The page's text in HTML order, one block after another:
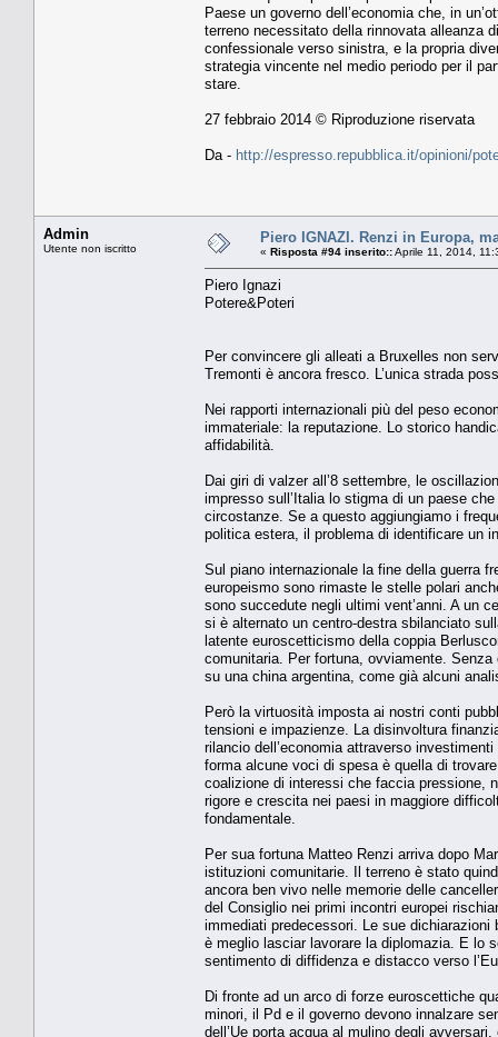
Paese un governo dell’economia che, in
terreno necessitato della rinnovata alleanza
confessionale verso sinistra, e la propria
strategia vincente nel medio periodo per il
stare.
27 febbraio 2014 © Riproduzione riservata
Da - http://espresso.repubblica.it/opinioni/
Admin
Utente non iscritto
Piero IGNAZI. Renzi in Europa,
« Risposta #94 inserito::Aprile 11, 2014,
Piero Ignazi
Potere&Poteri
Per convincere gli alleati a Bruxelles non
Tremonti è ancora fresco. L’unica strada
Nei rapporti internazionali più del peso
immateriale: la reputazione. Lo storico
affidabilità.
Dai giri di valzer all’8 settembre, le
impresso sull’Italia lo stigma di un paese
circostanze. Se a questo aggiungiamo i
politica estera, il problema di identificare un
Sul piano internazionale la fine della guerra
europeismo sono rimaste le stelle polari
sono succedute negli ultimi vent’anni. A un
si è alternato un centro-destra sbilanciato
latente euroscetticismo della coppia
comunitaria. Per fortuna, ovviamente.
su una china argentina, come già alcuni
Però la virtuosità imposta ai nostri conti
tensioni e impazienze. La disinvoltura
rilancio dell’economia attraverso
forma alcune voci di spesa è quella di
coalizione di interessi che faccia pressione,
rigore e crescita nei paesi in maggiore
fondamentale.
Per sua fortuna Matteo Renzi arriva dopo
istituzioni comunitarie. Il terreno è stato
ancora ben vivo nelle memorie delle
del Consiglio nei primi incontri europei
immediati predecessori. Le sue dichiarazioni
è meglio lasciar lavorare la diplomazia. E lo
sentimento di diffidenza e distacco verso
Di fronte ad un arco di forze euroscettiche
minori, il Pd e il governo devono innalzare
dell’Ue porta acqua al mulino degli